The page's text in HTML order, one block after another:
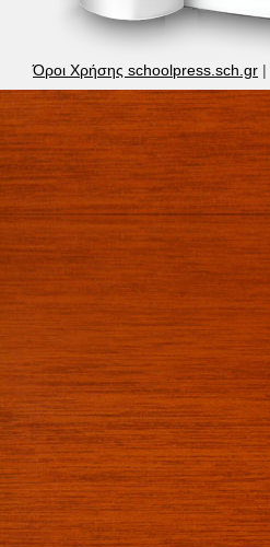
Όροι Χρήσης schoolpress.sch.gr |